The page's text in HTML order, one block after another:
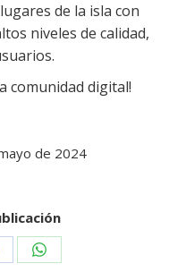
de la isla con
niveles de calidad,
comunidad digital!
de 2024
Share